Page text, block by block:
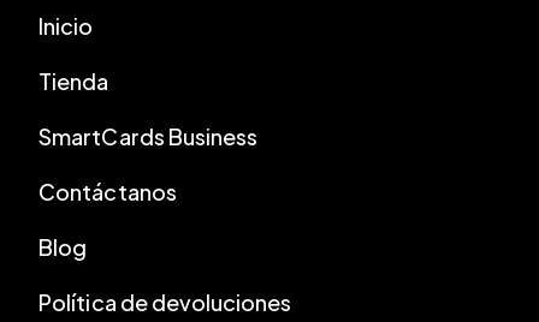
Inicio
Tienda
SmartCards Business
Contáctanos
Blog
Política de devoluciones